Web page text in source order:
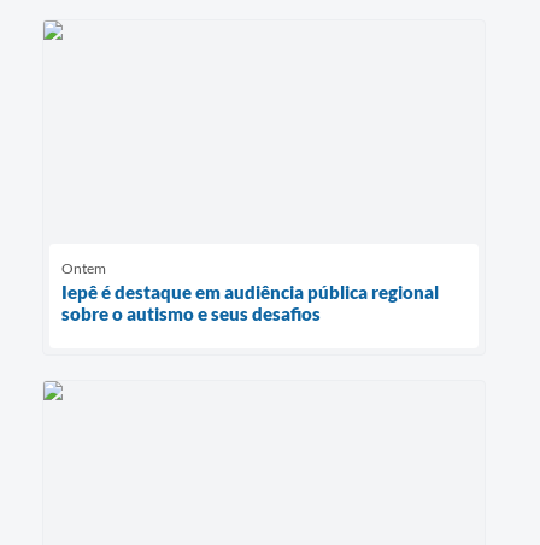
Ontem
Iepê é destaque em audiência pública regional
sobre o autismo e seus desafios